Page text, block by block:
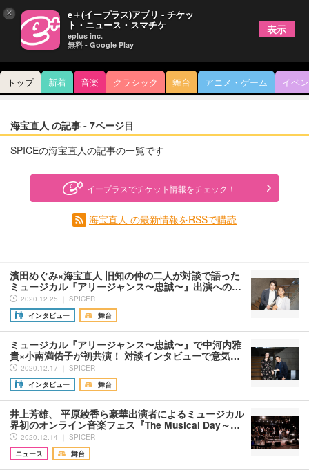
トップ 新着 音楽 クラシック 舞台 アニメ・ゲーム イベ
海宝直人 の記事 - 7ページ目
SPICEの海宝直人の記事の一覧です
イープラスでチケット情報をチェック！
海宝直人 の最新情報をRSSで購読
濱田めぐみ×海宝直人 旧知の仲の二人が対談で語った
ミュージカル『アリージャンス〜忠誠〜』出演への…
2020.12.25 ｜ SPICER
インタビュー
舞台
ミュージカル『アリージャンス〜忠誠〜』で中河内雅
貴×小南満佑子が初共演！ 対談インタビューで意気…
2020.12.17 ｜ SPICER
インタビュー
舞台
井上芳雄、 平原綾香ら豪華出演者によるミュージカル
界初のオンライン音楽フェス『The Musical Day～…
2020.12.14 ｜ SPICER
ニュース
舞台
× e＋(イープラス)アプリ - チケッ
ト・ニュース・スマチケ
eplus inc.
無料 - Google Play
表示